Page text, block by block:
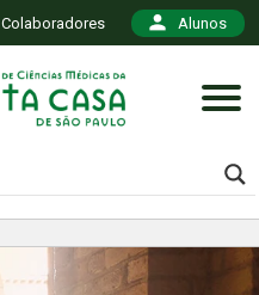
Colaboradores Alunos